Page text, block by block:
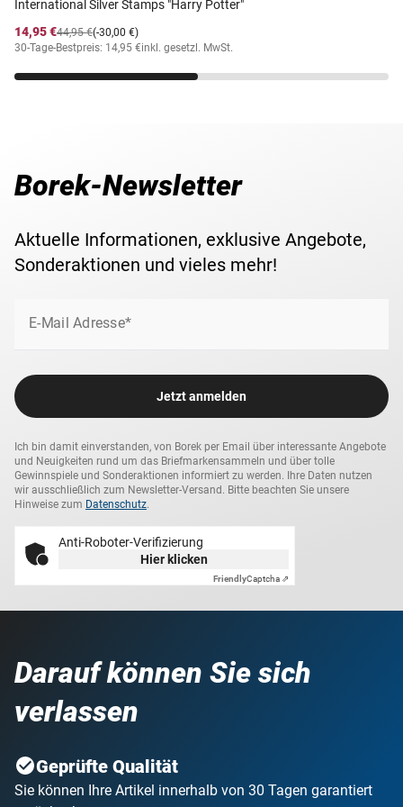
International Silver Stamps "Harry Potter"
14,95 €
(-30,00 €)
44,95 €
30-Tage-Bestpreis: 14,95 €inkl. gesetzl. MwSt.
Borek-Newsletter
Aktuelle Informationen, exklusive Angebote,
Sonderaktionen und vieles mehr!
E-Mail Adresse*
Jetzt anmelden
Ich bin damit einverstanden, von Borek per Email über interessante Angebote
und Neuigkeiten rund um das Briefmarkensammeln und über tolle
Gewinnspiele und Sonderaktionen informiert zu werden. Ihre Daten nutzen
wir ausschließlich zum Newsletter-Versand. Bitte beachten Sie unsere
Hinweise zum Datenschutz.
Anti-Roboter-Verifizierung
Hier klicken
FriendlyCaptcha ⇗
Darauf können Sie sich
verlassen
Geprüfte Qualität
Sie können Ihre Artikel innerhalb von 30 Tagen garantiert